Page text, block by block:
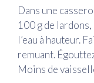
Dans une
100 g de lardons,
l’eau à hauteur.
remuant.
Moins de